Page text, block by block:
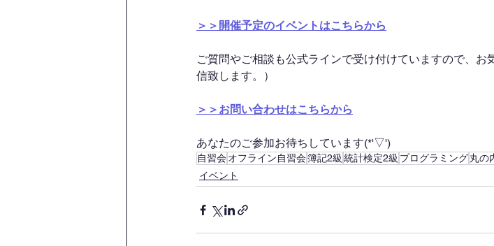
＞＞開催予定のイベントはこちらから
ご質問やご相談も公式ラインで受け付けていますので、
信致します。）
＞＞お問い合わせはこちらから
あなたのご参加お待ちしています(*'▽')
自習会オフライン自習会簿記2級 統計検定2級 プログラミング丸の
イベント